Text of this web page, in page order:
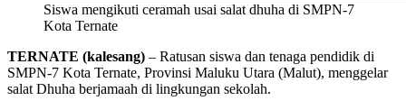
Siswa mengikuti ceramah usai salat dhuha di SMPN-7
Kota Ternate
TERNATE (kalesang) – Ratusan siswa dan tenaga pendidik di
SMPN-7 Kota Ternate, Provinsi Maluku Utara (Malut), menggelar
salat Dhuha berjamaah di lingkungan sekolah.